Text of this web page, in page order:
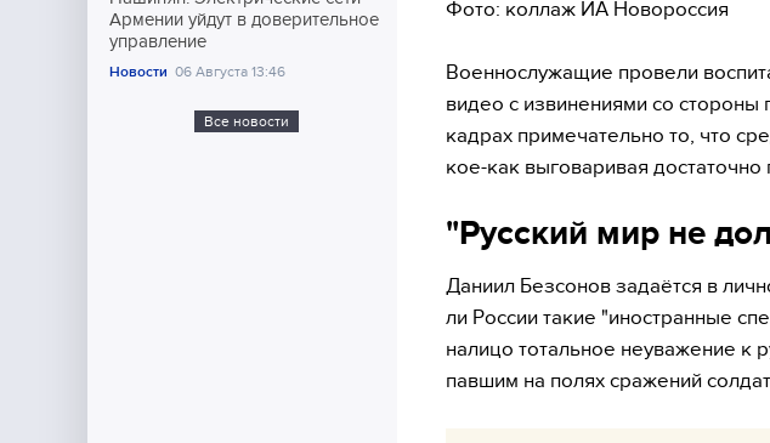
Армении уйдут в доверительное
управление
Новости 06 Августа 13:46
Все новости
Фото: коллаж ИА Новороссия
Военнослужащие провели
видео с извинениями со стороны
кадрах примечательно то, что
кое-как выговаривая
"Русский мир не
Даниил Безсонов задаётся в
ли России такие "иностранные
налицо тотальное неуважение к
павшим на полях сражений